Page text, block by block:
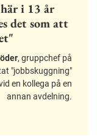
i 13 år
det som att
, gruppchef på
"jobbskuggning"
en kollega på en
annan avdelning.